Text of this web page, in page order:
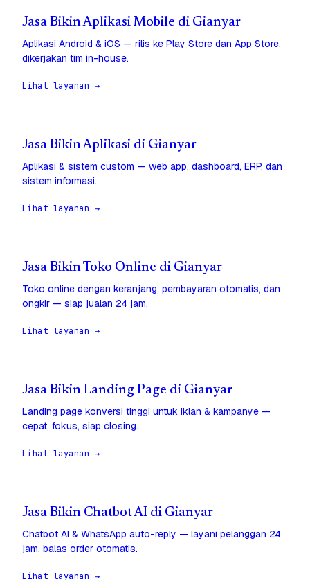
Jasa Bikin Aplikasi Mobile di Gianyar
Aplikasi Android & iOS — rilis ke Play Store dan App Store,
dikerjakan tim in-house.
Lihat layanan →
Jasa Bikin Aplikasi di Gianyar
Aplikasi & sistem custom — web app, dashboard, ERP, dan
sistem informasi.
Lihat layanan →
Jasa Bikin Toko Online di Gianyar
Toko online dengan keranjang, pembayaran otomatis, dan
ongkir — siap jualan 24 jam.
Lihat layanan →
Jasa Bikin Landing Page di Gianyar
Landing page konversi tinggi untuk iklan & kampanye —
cepat, fokus, siap closing.
Lihat layanan →
Jasa Bikin Chatbot AI di Gianyar
Chatbot AI & WhatsApp auto-reply — layani pelanggan 24
jam, balas order otomatis.
Lihat layanan →